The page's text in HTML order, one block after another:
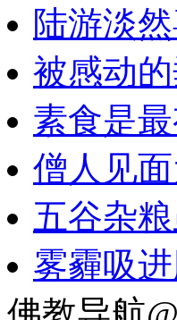
陆游淡
被感动
素食是
僧人见
五谷杂
雾霾吸